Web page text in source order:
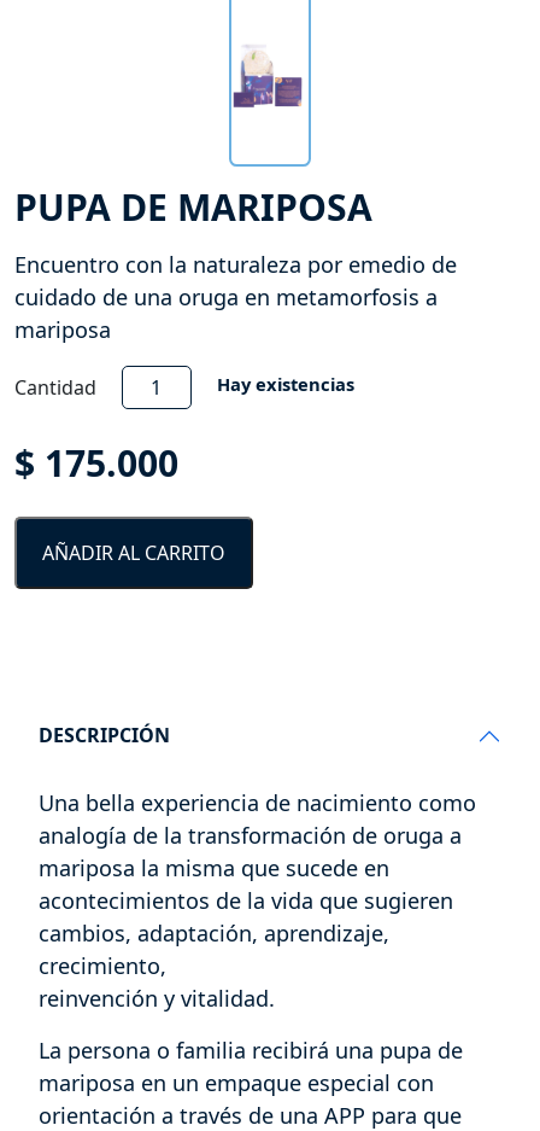
PUPA DE MARIPOSA
Encuentro con la naturaleza por emedio de
cuidado de una oruga en metamorfosis a
mariposa
Cantidad
Pupa
de
cantidad
Hay existencias
$ 175.000
AÑADIR AL CARRITO
DESCRIPCIÓN
Una bella experiencia de nacimiento como
analogía de la transformación de oruga a
mariposa la misma que sucede en
acontecimientos de la vida que sugieren
cambios, adaptación, aprendizaje,
crecimiento,
reinvención y vitalidad.
La persona o familia recibirá una pupa de
mariposa en un empaque especial con
orientación a través de una APP para que